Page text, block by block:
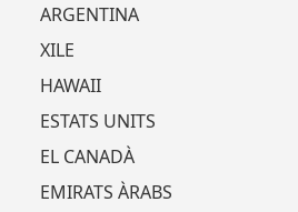
ARGENTINA
XILE
HAWAII
ESTATS UNITS
EL CANADÀ
EMIRATS ÀRABS